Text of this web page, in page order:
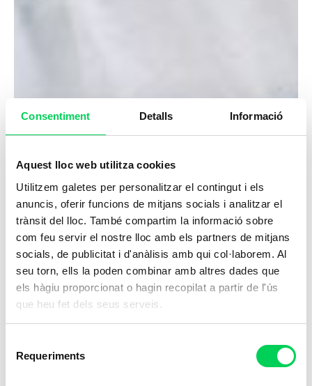
Consentiment Detalls Informació
Aquest lloc web utilitza cookies
Utilitzem galetes per personalitzar el contingut i els
anuncis, oferir funcions de mitjans socials i analitzar el
trànsit del lloc. També compartim la informació sobre
com feu servir el nostre lloc amb els partners de mitjans
socials, de publicitat i d'anàlisis amb qui col·laborem. Al
seu torn, ells la poden combinar amb altres dades que
els hàgiu proporcionat o hagin recopilat a partir de l'ús
que heu fet dels seus serveis.
Requeriments